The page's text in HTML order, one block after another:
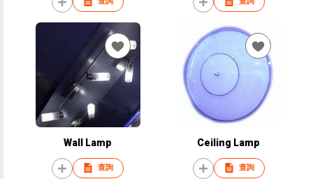
Wall Lamp
查詢
Ceiling Lamp
查詢